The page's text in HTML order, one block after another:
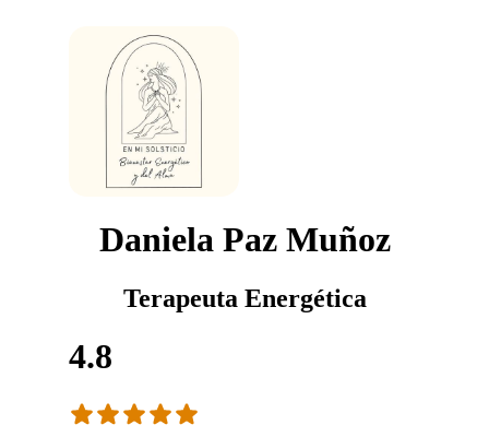
Daniela Paz Muñoz
Terapeuta Energética
4.8